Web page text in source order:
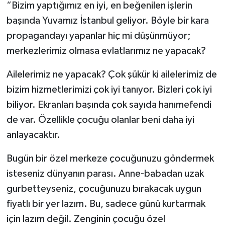
“Bizim yaptığımız en iyi, en beğenilen işlerin
başında Yuvamız İstanbul geliyor. Böyle bir kara
propagandayı yapanlar hiç mi düşünmüyor;
merkezlerimiz olmasa evlatlarımız ne yapacak?
Ailelerimiz ne yapacak? Çok şükür ki ailelerimiz de
bizim hizmetlerimizi çok iyi tanıyor. Bizleri çok iyi
biliyor. Ekranları başında çok sayıda hanımefendi
de var. Özellikle çocuğu olanlar beni daha iyi
anlayacaktır.
Bugün bir özel merkeze çocuğunuzu göndermek
isteseniz dünyanın parası. Anne-babadan uzak
gurbetteyseniz, çocuğunuzu bırakacak uygun
fiyatlı bir yer lazım. Bu, sadece günü kurtarmak
için lazım değil. Zenginin çocuğu özel